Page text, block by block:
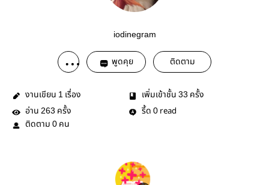
iodinegram
พูดคุย ติดตาม
งานเขียน 1 เรื่อง เพิ่มเข้าชั้น 33 ครั้ง
อ่าน 263 ครั้ง รี้ด 0 read
ติดตาม 0 คน